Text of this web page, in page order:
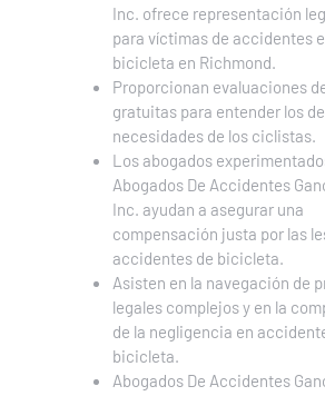
Inc. ofrece representación
para víctimas de accidentes
bicicleta en Richmond.
Proporcionan evaluaciones
gratuitas para entender los
necesidades de los ciclistas.
Los abogados
Abogados De Accidentes
Inc. ayudan a asegurar una
compensación justa por las
accidentes de bicicleta.
Asisten en la navegación de
legales complejos y en la
de la negligencia en
bicicleta.
Abogados De Accidentes